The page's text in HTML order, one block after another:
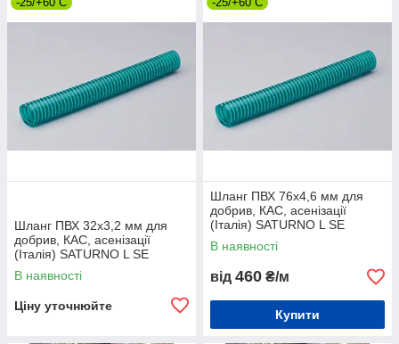
Шланг ПВХ 32х3,2 мм для
добрив, КАС, асенізації
(Італія) SATURNO L SE
GREEN напірно-всмоктуючий
В наявності
Ціну уточнюйте
Шланг ПВХ 76х4,6 мм для
добрив, КАС, асенізації
(Італія) SATURNO L SE
GREEN напірно-всмоктуючий
В наявності
від 460 ₴/м
Купити